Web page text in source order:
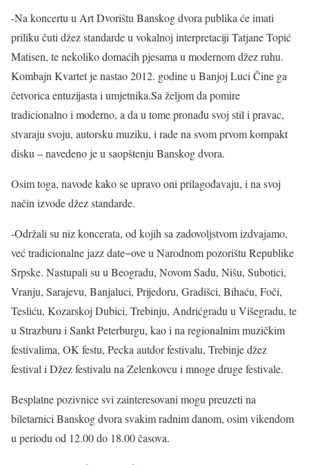
-Na koncertu u Art Dvorištu Banskog dvora publika će imati
priliku čuti džez standarde u vokalnoj interpretaciji Tatjane Topić
Matisen, te nekoliko domaćih pjesama u modernom džez ruhu.
Kombajn Kvartet je nastao 2012. godine u Banjoj Luci Čine ga
četvorica entuzijasta i umjetnika.Sa željom da pomire
tradicionalno i moderno, a da u tome pronađu svoj stil i pravac,
stvaraju svoju, autorsku muziku, i rade na svom prvom kompakt
disku – navedeno je u saopštenju Banskog dvora.
Osim toga, navode kako se upravo oni prilagođavaju, i na svoj
način izvode džez standarde.
-Održali su niz koncerata, od kojih sa zadovoljstvom izdvajamo,
već tradicionalne jazz date−ove u Narodnom pozorištu Republike
Srpske. Nastupali su u Beogradu, Novom Sadu, Nišu, Subotici,
Vranju, Sarajevu, Banjaluci, Prijedoru, Gradišci, Bihaću, Foči,
Tesliću, Kozarskoj Dubici, Trebinju, Andrićgradu u Višegradu, te
u Strazburu i Sankt Peterburgu, kao i na regionalnim muzičkim
festivalima, OK festu, Pecka autdor festivalu, Trebinje džez
festival i Džez festivalu na Zelenkovcu i mnoge druge festivale.
Besplatne pozivnice svi zainteresovani mogu preuzeti na
biletarnici Banskog dvora svakim radnim danom, osim vikendom
u periodu od 12.00 do 18.00 časova.